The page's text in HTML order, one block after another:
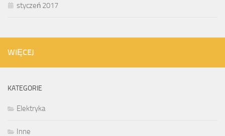
styczeń 2017
WIĘCEJ
KATEGORIE
Elektryka
Inne